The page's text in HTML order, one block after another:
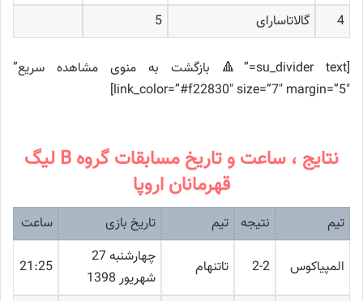
4
گالاتاسارای 5
[su_divider text=”🔺 بازگشت به منوی مشاهده سریع”
link_color=”#f22830″ size=”7″ margin=”5″]
نتایج ، ساعت و تاریخ مسابقات گروه B لیگ
قهرمانان اروپا
تیم نتیجه تیم تاریخ بازی ساعت
المپیاکوس 2-2 تاتنهام
چهارشنبه 27
شهریور 1398
21:25